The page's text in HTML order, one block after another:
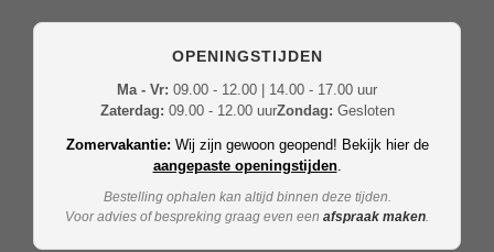
OPENINGSTIJDEN
Ma - Vr: 09.00 - 12.00 | 14.00 - 17.00 uur
Zaterdag: 09.00 - 12.00 uurZondag: Gesloten
Zomervakantie: Wij zijn gewoon geopend! Bekijk hier de
aangepaste openingstijden.
Bestelling ophalen kan altijd binnen deze tijden.
Voor advies of bespreking graag even een afspraak maken.